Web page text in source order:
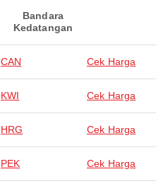
Bandara
Kedatangan
CAN Cek Harga
KWI Cek Harga
HRG Cek Harga
PEK Cek Harga